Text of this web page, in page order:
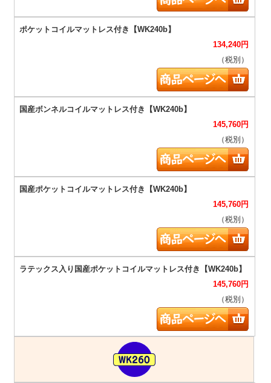
134,240円
（税別）
145,760円
（税別）
145,760円
（税別）
145,760円
（税別）